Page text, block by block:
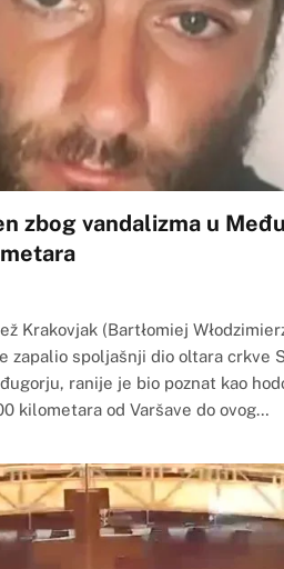
zbog vandalizma u
Krakovjak (Bartłomiej
zapalio spoljašnji dio oltara crkve
ranije je bio poznat kao
kilometara od Varšave do ovog…